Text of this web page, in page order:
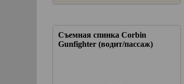
Съемная спинка Corbin
Gunfighter (водит/пассаж)